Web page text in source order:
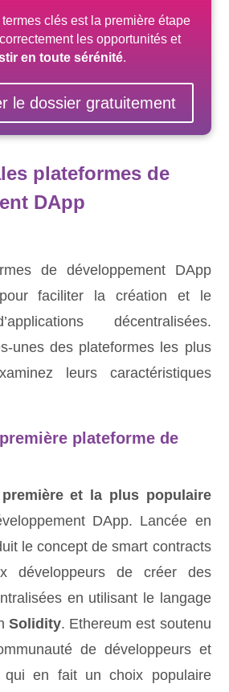
clés est la première étape
les opportunités et
en toute sérénité.
le dossier gratuitement
plateformes de
DApp
de développement DApp
faciliter la création et le
décentralisées.
unes des plateformes les plus
leurs caractéristiques
plateforme de
première et la plus populaire
DApp. Lancée en
le concept de smart contracts
développeurs de créer des
en utilisant le langage
Solidity. Ethereum est soutenu
de développeurs et
qui en fait un choix populaire